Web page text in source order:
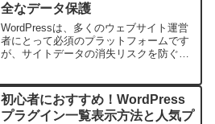
全なデータ保護
WordPressは、多くのウェブサイト運営
者にとって必須のプラットフォームです
が、サイトデータの消失リスクを防ぐた
が失われる可能性は常に存在します。そ
こで、WordP...
初心者におすすめ！WordPress
プラグイン一覧表示方法と人気プ